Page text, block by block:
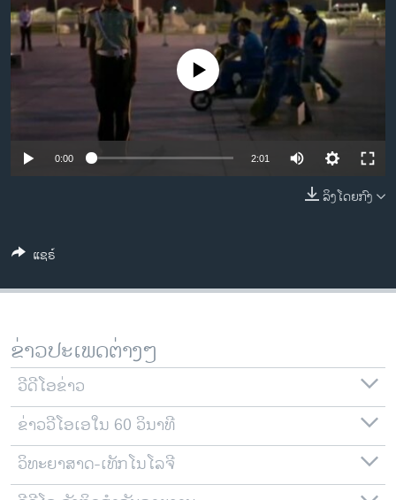
ຄົ້ນໂລກ
ເອເຊຍ
ອິດສະຫຼະພາບດ້ານການຂ່າວ
ຊີວິດຊາວລາວ
ຊຸມຊົນຊາວລາວ
ພາສາອັງກິດ
ລາຍການກະຈາຍສຽງ
ລາຍງານ
ຕິດຕາມພວກເຮົາ ທີ່
ພາສາຕ່າງໆ
No media source currently available
0:00 2:01
ລິງໂດຍກົງ
ແຊຣ໌
ຂ່າວປະເພດຕ່າງໆ
ວີດີໂອຂ່າວ
ຂ່າວວີໂອເອໃນ 60 ວິນາທີ
ວິທະຍາສາດ-ເທັກໂນໂລຈີ